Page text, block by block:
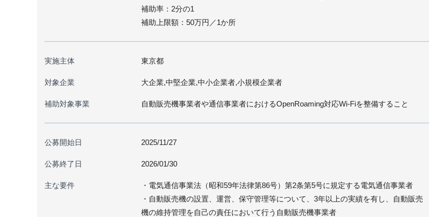
補助率：2分の1
補助上限額：50万円／1か所
実施主体 東京都
対象企業 大企業,中堅企業,中小企業者,小規模企業者
補助対象事業 自動販売機事業者や通信事業者におけるOpenRoaming対応Wi-Fiを整備すること
公募開始日 2025/11/27
公募終了日 2026/01/30
主な要件
・電気通信事業法（昭和59年法律第86号）第2条第5号に規定する電気通信事業者
・自動販売機の設置、運営、保守管理等について、3年以上の実績を有し、自動販売
機の維持管理を自己の責任において行う自動販売機事業者